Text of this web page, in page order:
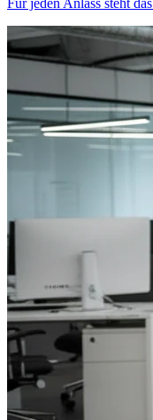
Eventlocations in
Für jeden Anlass steht